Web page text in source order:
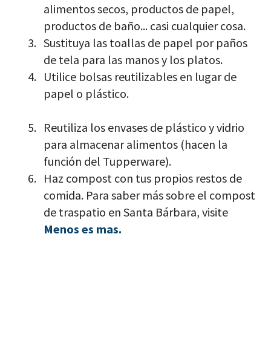
alimentos secos, productos de papel,
productos de baño... casi cualquier cosa.
Sustituya las toallas de papel por paños
de tela para las manos y los platos.
Utilice bolsas reutilizables en lugar de
papel o plástico.
Reutiliza los envases de plástico y vidrio
para almacenar alimentos (hacen la
función del Tupperware).
Haz compost con tus propios restos de
comida. Para saber más sobre el compost
de traspatio en Santa Bárbara, visite
Menos es mas.